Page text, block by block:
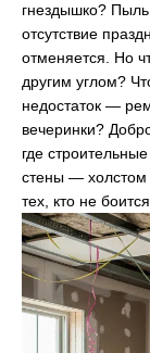
гнездышко?
отсутствие
отменяется. Но
другим углом?
недостаток —
вечеринки?
где
стены — холстом
тех, кто не